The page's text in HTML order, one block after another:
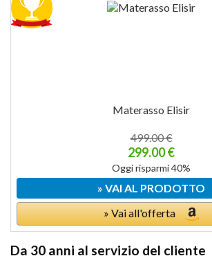
Materasso Elisir
499.00 €
299.00 €
Oggi risparmi 40%
» VAI AL PRODOTTO
» Vai all'offerta
Da 30 anni al servizio del cliente